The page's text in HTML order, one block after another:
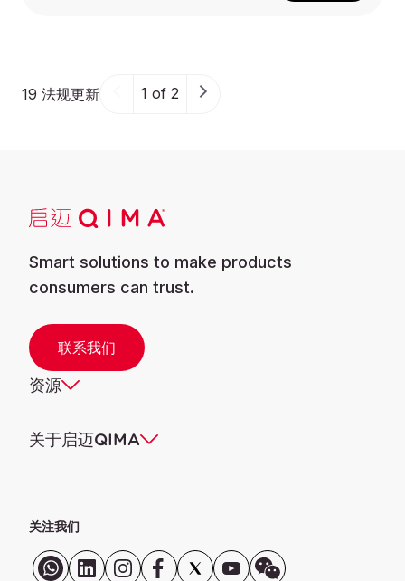
19 法规更新 1 of 2
Smart solutions to make products
consumers can trust.
联系我们
资源
关于启迈QIMA
关注我们